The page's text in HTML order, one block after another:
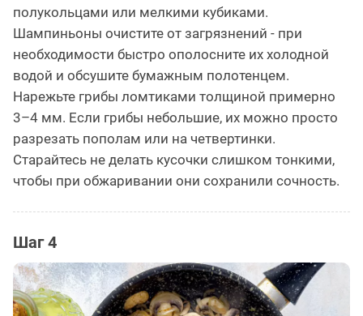
полукольцами или мелкими кубиками.
Шампиньоны очистите от загрязнений - при
необходимости быстро ополосните их холодной
водой и обсушите бумажным полотенцем.
Нарежьте грибы ломтиками толщиной примерно
3–4 мм. Если грибы небольшие, их можно просто
разрезать пополам или на четвертинки.
Старайтесь не делать кусочки слишком тонкими,
чтобы при обжаривании они сохранили сочность.
Шаг 4